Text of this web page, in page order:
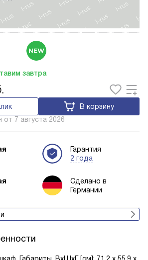
завтра
В корзину
от 7 августа 2026
Гарантия
2 года
Сделано в
Германии